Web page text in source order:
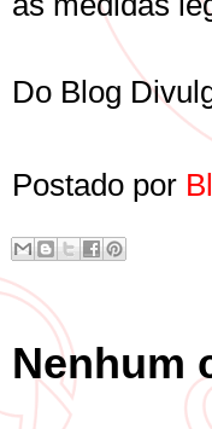
Do Blog
Postado por
Nenhum